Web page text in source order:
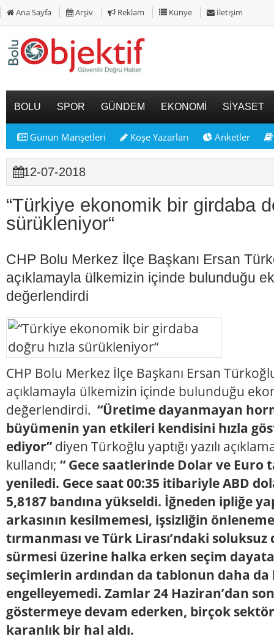
Ana Sayfa Arşiv Reklam Künye İletişim
BOLU SPOR GÜNDEM EKONOMİ SİYASET
Günün Manşetleri Köşe Yazarları Anketler
12-07-2018
“Türkiye ekonomik bir girdaba
sürükleniyor“
CHP Bolu Merkez İlçe Başkanı Ersan
açıklamayla ülkemizin içinde bulunduğu
değerlendirdi
CHP Bolu Merkez İlçe Başkanı Ersan Türkoğlu
açıklamayla ülkemizin içinde bulunduğu
değerlendirdi. “Üretime dayanmayan
büyümenin yan etkileri kendisini hızla
ediyor” diyen Türkoğlu yaptığı yazılı
kullandı; “ Gece saatlerinde Dolar ve
yeniledi. Gece saat 00:35 itibariyle ABD
5,8187 bandına yükseldi. İğneden ipliğe
arkasının kesilmemesi, işsizliğin
tırmanması ve Türk Lirası’ndaki soluksuz
sürmesi üzerine halka erken seçim
seçimlerin ardından da tablonun daha da
engelleyemedi. Zamlar 24 Haziran’dan
göstermeye devam ederken, birçok
karanlık bir hal aldı.